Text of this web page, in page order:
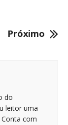
Próximo
do
leitor uma
com